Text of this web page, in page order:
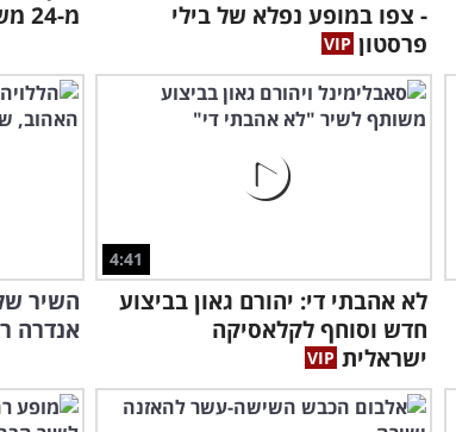
1:27:28
- צפו במופע נפלא של בילי
פרסטון
מ-24 משיריו של ריי צ'ארלס
4:41
לא אהבתי די: יהורם גאון בביצוע
חדש וסוחף לקלאסיקה
ישראלית
השיר
אנדרה